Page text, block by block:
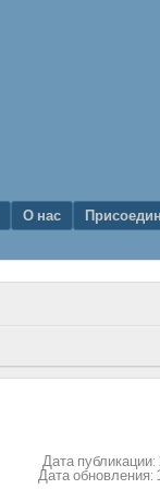
О нас
Дата публикации:
Дата обновления: